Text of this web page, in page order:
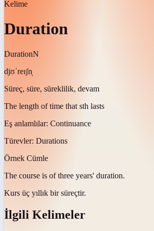
Kelime
Duration
DurationN
djʊˈreɪʃn̩
Süreç, süre, süreklilik, devam
The length of time that sth lasts
Eş anlamlılar: Continuance
Türevler: Durations
Örnek Cümle
The course is of three years' duration.
Kurs üç yıllık bir süreçtir.
İlgili Kelimeler